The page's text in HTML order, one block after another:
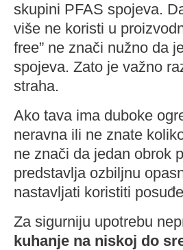
skupini PFAS spojeva.
više ne koristi u
free” ne znači nužno da
spojeva. Zato je važno
straha.
Ako tava ima duboke
neravna ili ne znate
ne znači da jedan obrok
predstavlja ozbiljnu
nastavljati koristiti
Za sigurniju upotrebu
kuhanje na niskoj do